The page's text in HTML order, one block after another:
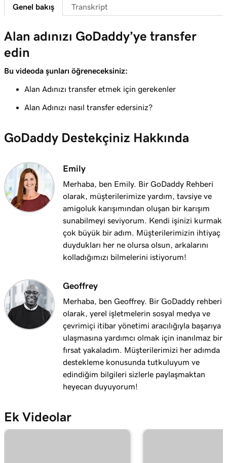
Ders 7 (/25)
Ders 8 (/25)
Alan adı sahipliği nasıl belirlenir?
Ders 9 (/25)
Premium alan adı nedir?
Ders 10 (/25)
Ders 11 (/25)
Ders 12 (/25)
GoDaddy'nin Alan Adı Aracılık Hizmeti nedir?
1m 58s
Ders 13 (/25)
Alan adımı işletmem için kullanma
2m 9s
Ders 14 (/25)
Web Siteleri + Pazarlama Araçları siteme bir
Ders 15 (/25)
Alan adınızı WordPress için Yönetilebilir
Hosting web sitesine bağlama
Ders 16 (/25)
301 veya 302 yönlendirmesi kullanmalı
1m 41s
Ders 17 (/25)
Ders 18 (/25)
Maskeleme ile yönlendirme mi yoksa
Genel bakış Transkript
Alan adınızı GoDaddy’ye transfer
edin
Bu videoda şunları öğreneceksiniz:
Alan Adınızı transfer etmek için gerekenler
Alan Adınızı nasıl transfer edersiniz?
GoDaddy Destekçiniz Hakkında
Emily
Merhaba, ben Emily. Bir GoDaddy Rehberi
olarak, müşterilerimize yardım, tavsiye ve
amigoluk karışımından oluşan bir karışım
sunabilmeyi seviyorum. Kendi işinizi kurmak
çok büyük bir adım. Müşterilerimizin ihtiyaç
duydukları her ne olursa olsun, arkalarını
kolladığımızı bilmelerini istiyorum!
Geoffrey
Merhaba, ben Geoffrey. Bir GoDaddy rehberi
olarak, yerel işletmelerin sosyal medya ve
çevrimiçi itibar yönetimi aracılığıyla başarıya
ulaşmasına yardımcı olmak için inanılmaz bir
fırsat yakaladım. Müşterilerimizi her adımda
destekleme konusunda tutkuluyum ve
edindiğim bilgileri sizlerle paylaşmaktan
heyecan duyuyorum!
Ek Videolar